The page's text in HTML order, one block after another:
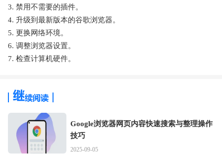
3. 禁用不需要的插件。
4. 升级到最新版本的谷歌浏览器。
5. 更换网络环境。
6. 调整浏览器设置。
7. 检查计算机硬件。
Google浏览器网页内容快速搜索与整理操作
技巧
2025-09-05